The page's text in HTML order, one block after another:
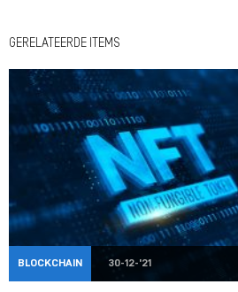
GERELATEERDE ITEMS
BLOCKCHAIN 30-12-'21